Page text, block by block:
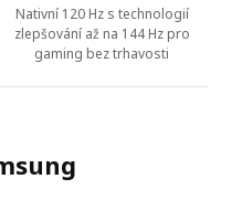
Nativní 120 Hz s technologií
zlepšování až na 144 Hz pro
gaming bez trhavosti